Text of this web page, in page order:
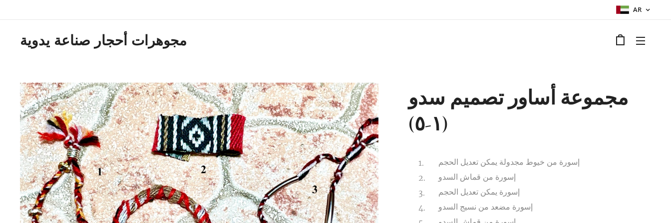
AR
مجوهرات أحجار صناعة يدوية
مجموعة أساور تصميم سدو
(١-٥)
إسورة من خيوط مجدولة يمكن تعديل الحجم
إسورة من قماش السدو
إسورة يمكن تعديل الحجم
إسورة مضعد من نسيج السدو